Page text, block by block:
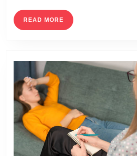
bénéficier
à
santé
mentale
?
READ MORE READ
MORE